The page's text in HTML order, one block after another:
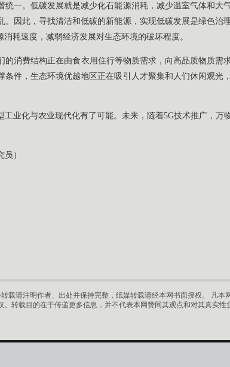
一。低碳发展就是减少化石能源消耗，减少温室气体和大
因此，寻找清洁和低碳的新能源，实现低碳发展是绿色治
耗速度，减弱经济发展对生态环境的破坏程度。
消费结构正在由食衣用住行等物质需求，向高品质物质需
件，生态环境优越地区正在吸引人才聚集和人们休闲观光
业化与农业现代化有了可能。未来，随着5G技术推广，万
）
载请注明作者、出处并保持完整，纸媒转载请经本网书面授权。 凡本
转载目的在于传递更多信息，并不代表本网赞同其观点和对其真实性